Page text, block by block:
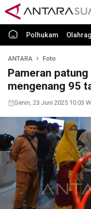
Polhukam
ANTARA Foto
Pameran
mengenang 95
Senin, 23 Juni 2025 10:03